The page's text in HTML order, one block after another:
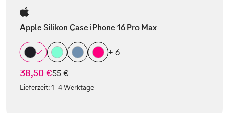
Apple Silikon Case iPhone 16 Pro Max
+ 6
38,50 €statt
55 €
Lieferzeit:1-4 Werktage